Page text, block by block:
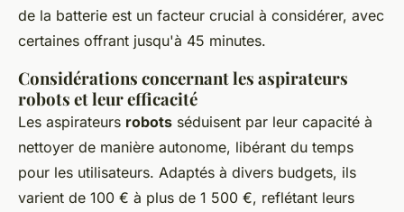
de la batterie est un facteur crucial à considérer, avec
certaines offrant jusqu'à 45 minutes.
Considérations concernant les aspirateurs
robots et leur efficacité
Les aspirateurs robots séduisent par leur capacité à
nettoyer de manière autonome, libérant du temps
pour les utilisateurs. Adaptés à divers budgets, ils
varient de 100 € à plus de 1 500 €, reflétant leurs